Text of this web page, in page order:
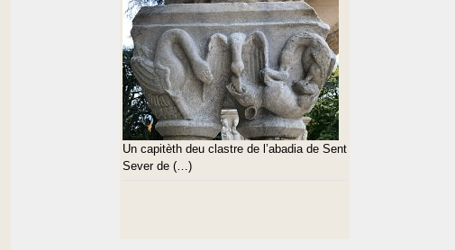
Un capitèth deu clastre de l’abadia de Sent
Sever de (…)